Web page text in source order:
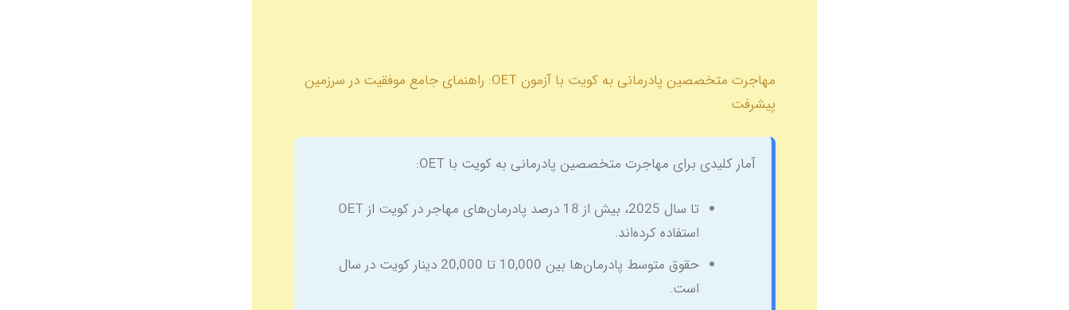
مهاجرت متخصصین پادرمانی به کویت با آزمون OET: راهنمای جامع موفقیت در سرزمین
پیشرفت
آمار کلیدی برای مهاجرت متخصصین پادرمانی به کویت با OET:
تا سال 2025، بیش از 18 درصد پادرمان‌های مهاجر در کویت از OET
استفاده کرده‌اند.
حقوق متوسط پادرمان‌ها بین 10,000 تا 20,000 دینار کویت در سال
است.